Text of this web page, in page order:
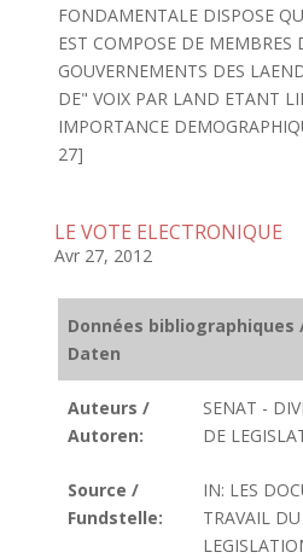
FONDAMENTALE DISPOSE
EST COMPOSE DE MEMBRES
GOUVERNEMENTS DES
DE" VOIX PAR LAND ETANT
IMPORTANCE
27]
LE VOTE ELECTRONIQUE
Avr 27, 2012
Données
Daten
Auteurs /
Autoren:
SENAT -
DE
Source /
Fundstelle:
IN: LES
TRAVAIL